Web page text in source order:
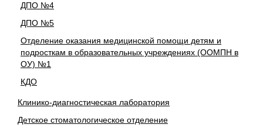
ДПО №4
ДПО №5
Отделение оказания медицинской помощи детям и
подросткам в образовательных учреждениях (ООМПН в
ОУ) №1
КДО
Клинико-диагностическая лаборатория
Детское стоматологическое отделение